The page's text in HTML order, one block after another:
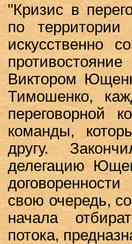
"Кризис в
по
искусственно
Виктором
Тимошенко,
переговорной
команды,
другу.
делегацию
свою очередь,
начала
потока,